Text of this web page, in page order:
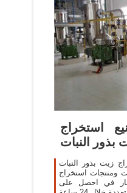
استخراج
بذور النبات
زيت بذور النبات
ومنتجات استخراج
في احصل على